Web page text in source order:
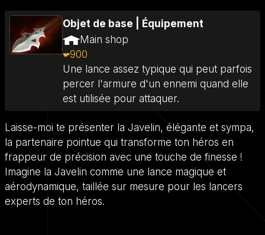
Objet de base
Équipement
Main shop
900
Une lance assez typique qui peut parfois
percer l'armure d'un ennemi quand elle
est utilisée pour attaquer.
Laisse-moi te présenter la Javelin, élégante et sympa,
la partenaire pointue qui transforme ton héros en
frappeur de précision avec une touche de finesse !
Imagine la Javelin comme une lance magique et
aérodynamique, taillée sur mesure pour les lancers
experts de ton héros.